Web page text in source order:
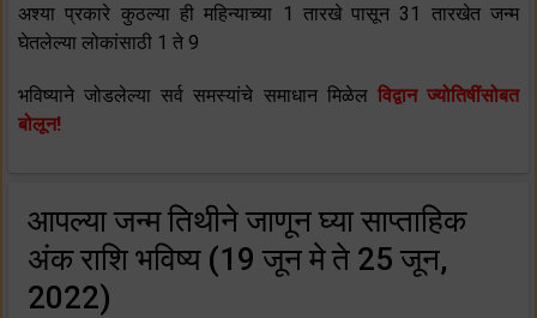
अश्या प्रकारे कुठल्या ही महिन्याच्या 1 तारखे पासून 31 तारखेत जन्म
घेतलेल्या लोकांसाठी 1 ते 9
भविष्याने जोडलेल्या सर्व समस्यांचे समाधान मिळेल विद्वान ज्योतिषींसोबत
बोलून!
आपल्या जन्म तिथीने जाणून घ्या साप्ताहिक
अंक राशि भविष्य (19 जून मे ते 25 जून,
2022)